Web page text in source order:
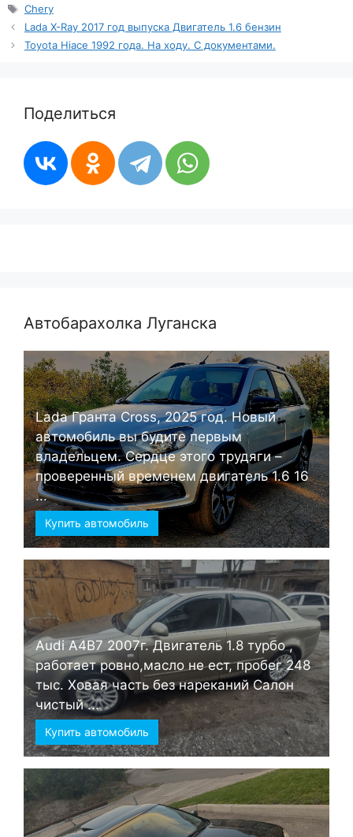
Метки
Chery
Lada X-Ray 2017 год выпуска Двигатель 1.6 бензин
Toyota Hiace 1992 года. На ходу. С документами.
Поделиться
Автобарахолка Луганска
Lada Гранта Cross, 2025 год. Новый
автомобиль вы будите первым
владельцем. Сердце этого трудяги –
проверенный временем двигатель 1.6 16
...
Купить автомобиль
Audi А4B7 2007г. Двигатель 1.8 турбо ,
работает ровно,масло не ест, пробег 248
тыс. Ховая часть без нареканий Салон
чистый ...
Купить автомобиль